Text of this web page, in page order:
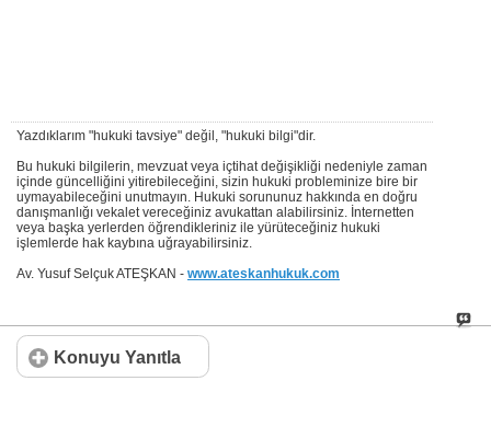
Yazdıklarım "hukuki tavsiye" değil, "hukuki bilgi"dir.
Bu hukuki bilgilerin, mevzuat veya içtihat değişikliği nedeniyle zaman
içinde güncelliğini yitirebileceğini, sizin hukuki probleminize bire bir
uymayabileceğini unutmayın. Hukuki sorununuz hakkında en doğru
danışmanlığı vekalet vereceğiniz avukattan alabilirsiniz. İnternetten
veya başka yerlerden öğrendikleriniz ile yürüteceğiniz hukuki
işlemlerde hak kaybına uğrayabilirsiniz.
Av. Yusuf Selçuk ATEŞKAN - www.ateskanhukuk.com
Konuyu Yanıtla